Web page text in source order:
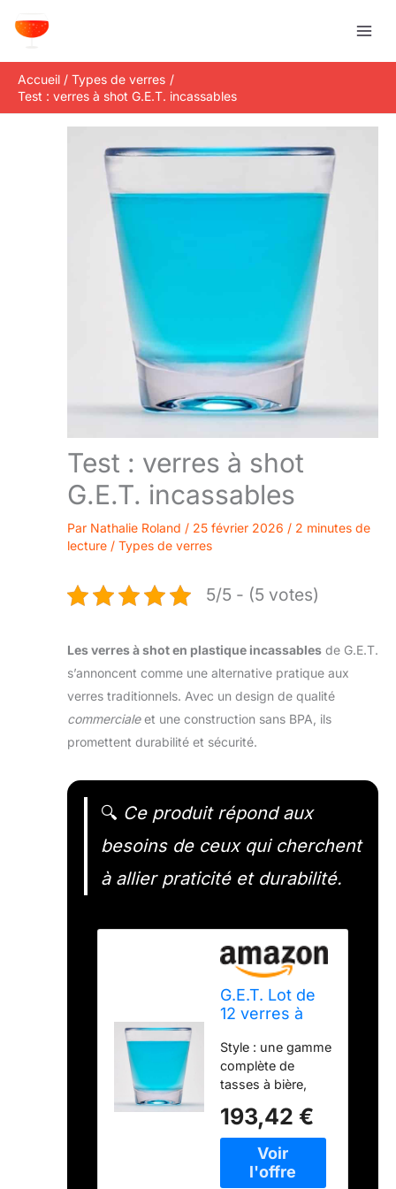
Accueil
Types de verres
Test : verres à shot G.E.T. incassables
Test : verres à shot
G.E.T. incassables
Par Nathalie Roland / 25 février 2026 / 2 minutes de
lecture / Types de verres
5/5 - (5 votes)
Les verres à shot en plastique incassables de G.E.T.
s’annoncent comme une alternative pratique aux
verres traditionnels. Avec un design de qualité
commercialeet une construction sans BPA, ils
promettent durabilité et sécurité.
🔍 Ce produit répond aux
besoins de ceux qui cherchent
à allier praticité et durabilité.
G.E.T. Lot de
12 verres à
incassables
en plastique
de qualité
commerciale
sans BPA 42,5
g
Style : une gamme
complète de
tasses à bière,
shakers de
différents styles,
formes et tailles
vous permettent
193,42 €
e
c
h
e